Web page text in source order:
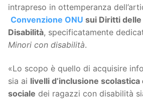
intrapreso in ottemperanza
Convenzione ONU sui Diritti
Disabilità, specificatamente
Minori con disabilità.
«Lo scopo è quello di acquisire
sia ai livelli d’inclusione
sociale dei ragazzi con disabilità